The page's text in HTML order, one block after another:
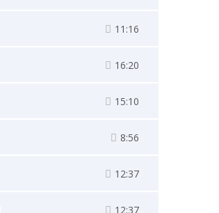
11:16
16:20
15:10
8:56
12:37
12:37